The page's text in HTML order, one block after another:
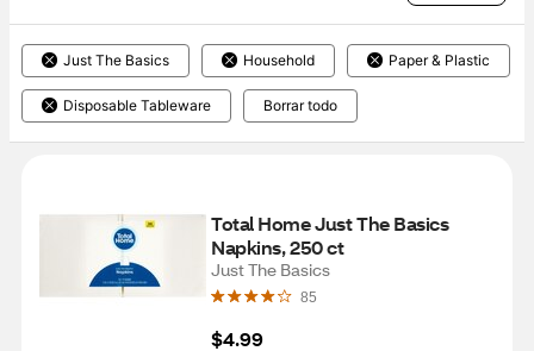
Just The Basics Household Paper & Plastic
Disposable Tableware Borrar todo
Total Home Just The Basics
Napkins, 250 ct
Just The Basics
85
$4.99